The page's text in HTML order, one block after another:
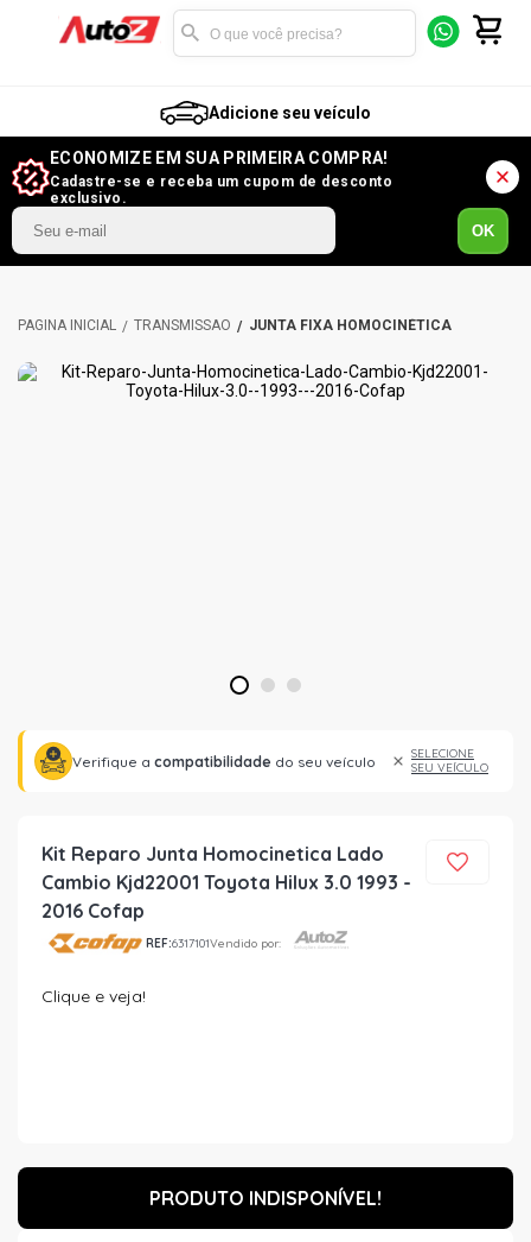
Adicione seu veículo
ECONOMIZE EM SUA PRIMEIRA COMPRA!
Cadastre-se e receba um cupom de desconto
exclusivo.
OK
TRANSMISSÃO JUNTA FIXA HOMOCINÉTICA
1 2 3
Verifique a compatibilidade do seu veículo
SELECIONE
SEU VEÍCULO
Kit Reparo Junta Homocinetica Lado
Cambio Kjd22001 Toyota Hilux 3.0 1993 -
2016 Cofap
REF:6317101Vendido por:
Clique e veja!
PRODUTO INDISPONÍVEL!